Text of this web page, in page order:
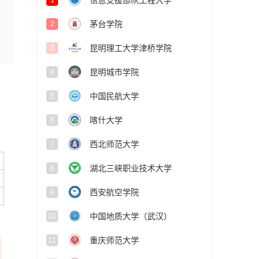
2 茅台学院
3 昆明理工大学津桥学院
4 昆明城市学院
5 中国民航大学
6 喀什大学
7 西北师范大学
8 湖北三峡职业技术大学
9 西安航空学院
10 中国地质大学（武汉）
11 重庆师范大学